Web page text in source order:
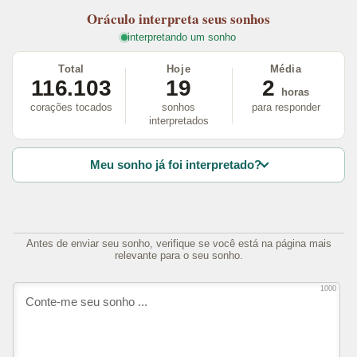
Oráculo interpreta seus sonhos
interpretando um sonho
Total
116.103
corações tocados
Hoje
19
sonhos
interpretados
Média
2
horas
para responder
Meu sonho já foi interpretado?
Antes de enviar seu sonho, verifique se você está na página mais
relevante para o seu sonho.
1000